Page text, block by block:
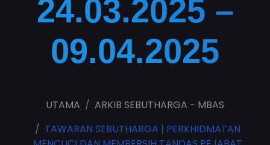
24.03.2025 –
09.04.2025
UTAMA
ARKIB SEBUTHARGA - MBAS
TAWARAN SEBUTHARGA | PERKHIDMATAN